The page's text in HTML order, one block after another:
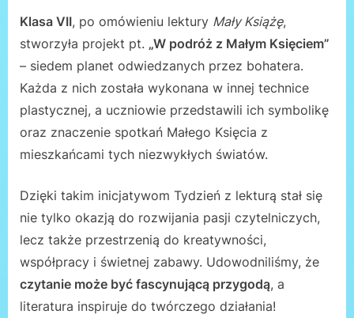
Klasa VII, po omówieniu lektury Mały Książę,
stworzyła projekt pt. „W podróż z Małym Księciem”
– siedem planet odwiedzanych przez bohatera.
Każda z nich została wykonana w innej technice
plastycznej, a uczniowie przedstawili ich symbolikę
oraz znaczenie spotkań Małego Księcia z
mieszkańcami tych niezwykłych światów.
Dzięki takim inicjatywom Tydzień z lekturą stał się
nie tylko okazją do rozwijania pasji czytelniczych,
lecz także przestrzenią do kreatywności,
współpracy i świetnej zabawy. Udowodniliśmy, że
czytanie może być fascynującą przygodą, a
literatura inspiruje do twórczego działania!